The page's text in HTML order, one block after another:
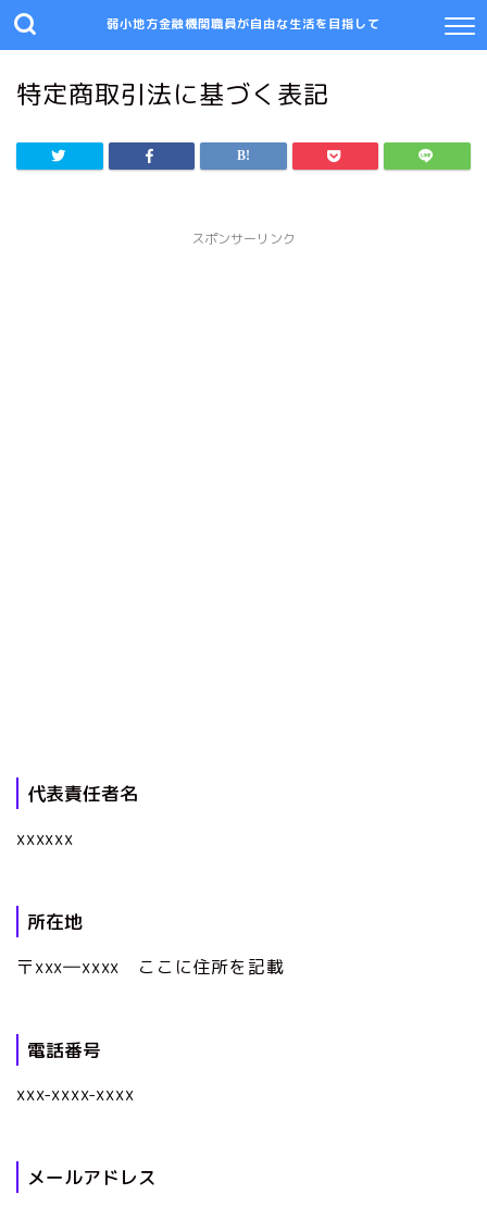
弱小地方金融機関職員が自由な生活を目指して
特定商取引法に基づく表記
スポンサーリンク
代表責任者名
xxxxxx
所在地
〒xxx―xxxx ここに住所を記載
電話番号
xxx-xxxx-xxxx
メールアドレス